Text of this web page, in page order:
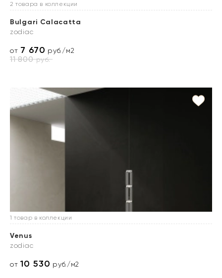
2 товара в коллекции
Bulgari Calacatta
zodiac
от 7 670 руб./м2
11 800руб.
1 товар в коллекции
Venus
zodiac
от10 530 руб./м2